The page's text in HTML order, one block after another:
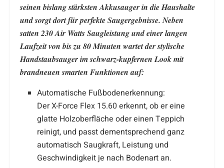
seinen bislang stärksten Akkusauger in die Haushalte
und sorgt dort für perfekte Saugergebnisse. Neben
satten 230 Air Watts Saugleistung und einer langen
Laufzeit von bis zu 80 Minuten wartet der stylische
Handstaubsauger im schwarz-kupfernen Look mit
brandneuen smarten Funktionen auf:
Automatische Fußbodenerkennung:
Der X-Force Flex 15.60 erkennt, ob er eine
glatte Holzoberfläche oder einen Teppich
reinigt, und passt dementsprechend ganz
automatisch Saugkraft, Leistung und
Geschwindigkeit je nach Bodenart an.